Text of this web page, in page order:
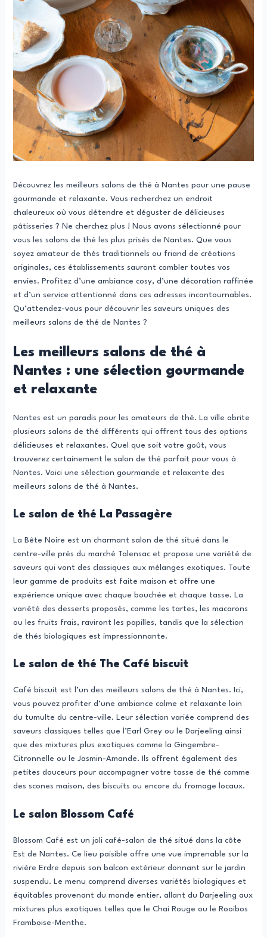
Découvrez les meilleurs salons de thé à Nantes pour une pause
gourmande et relaxante. Vous recherchez un endroit
chaleureux où vous détendre et déguster de délicieuses
pâtisseries ? Ne cherchez plus ! Nous avons sélectionné pour
vous les salons de thé les plus prisés de Nantes. Que vous
soyez amateur de thés traditionnels ou friand de créations
originales, ces établissements sauront combler toutes vos
envies. Profitez d’une ambiance cosy, d’une décoration raffinée
et d’un service attentionné dans ces adresses incontournables.
Qu’attendez-vous pour découvrir les saveurs uniques des
meilleurs salons de thé de Nantes ?
Les meilleurs salons de thé à
Nantes : une sélection gourmande
et relaxante
Nantes est un paradis pour les amateurs de thé. La ville abrite
plusieurs salons de thé différents qui offrent tous des options
délicieuses et relaxantes. Quel que soit votre goût, vous
trouverez certainement le salon de thé parfait pour vous à
Nantes. Voici une sélection gourmande et relaxante des
meilleurs salons de thé à Nantes.
Le salon de thé La Passagère
La Bête Noire est un charmant salon de thé situé dans le
centre-ville près du marché Talensac et propose une variété de
saveurs qui vont des classiques aux mélanges exotiques. Toute
leur gamme de produits est faite maison et offre une
expérience unique avec chaque bouchée et chaque tasse. La
variété des desserts proposés, comme les tartes, les macarons
ou les fruits frais, raviront les papilles, tandis que la sélection
de thés biologiques est impressionnante.
Le salon de thé The Café biscuit
Café biscuit est l’un des meilleurs salons de thé à Nantes. Ici,
vous pouvez profiter d’une ambiance calme et relaxante loin
du tumulte du centre-ville. Leur sélection variée comprend des
saveurs classiques telles que l’Earl Grey ou le Darjeeling ainsi
que des mixtures plus exotiques comme la Gingembre-
Citronnelle ou le Jasmin-Amande. Ils offrent également des
petites douceurs pour accompagner votre tasse de thé comme
des scones maison, des biscuits ou encore du fromage locaux.
Le salon Blossom Café
Blossom Café est un joli café-salon de thé situé dans la côte
Est de Nantes. Ce lieu paisible offre une vue imprenable sur la
rivière Erdre depuis son balcon extérieur donnant sur le jardin
suspendu. Le menu comprend diverses variétés biologiques et
équitables provenant du monde entier, allant du Darjeeling aux
mixtures plus exotiques telles que le Chai Rouge ou le Rooibos
Framboise-Menthe.